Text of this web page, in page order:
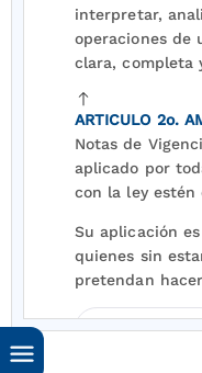
interpretar,
operaciones de
clara, completa
ARTICULO 2o.
Notas de
aplicado por
con la ley estén
Su aplicación
quienes sin
pretendan
Notas de Vigencia